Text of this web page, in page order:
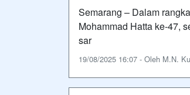
Semarang – Dalam
Mohammad Hatta ke-47,
sar
19/08/2025 16:07 - Oleh M.N.